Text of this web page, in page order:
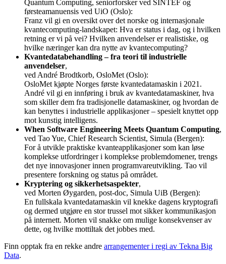
Quantum Computing, seniorforsker ved SINTEF og
førsteamanuensis ved UiO (Oslo):
Franz vil gi en oversikt over det norske og internasjonale
kvantecomputing-landskapet: Hva er status i dag, og i hvilken
retning er vi på vei? Hvilken anvendelser er realistiske, og
hvilke næringer kan dra nytte av kvantecomputing?
Kvantedatabehandling – fra teori til industrielle
anvendelser,
ved André Brodtkorb, OsloMet (Oslo):
OsloMet kjøpte Norges første kvantedatamaskin i 2021.
André vil gi en innføring i bruk av kvantedatamaskiner, hva
som skiller dem fra tradisjonelle datamaskiner, og hvordan de
kan benyttes i industrielle applikasjoner – spesielt knyttet opp
mot kunstig intelligens.
When Software Engineering Meets Quantum Computing,
ved Tao Yue, Chief Research Scientist, Simula (Bergen):
For å utvikle praktiske kvanteapplikasjoner som kan løse
komplekse utfordringer i komplekse problemdomener, trengs
det nye innovasjoner innen programvareutvikling. Tao vil
presentere forskning og status på området.
Kryptering og sikkerhetsaspekter,
ved Morten Øygarden, post-doc, Simula UiB (Bergen):
En fullskala kvantedatamaskin vil knekke dagens kryptografi
og dermed utgjøre en stor trussel mot sikker kommunikasjon
på internett. Morten vil snakke om mulige konsekvenser av
dette, og hvilke mottiltak det jobbes med.
Finn opptak fra en rekke andre arrangementer i regi av Tekna Big
Data.